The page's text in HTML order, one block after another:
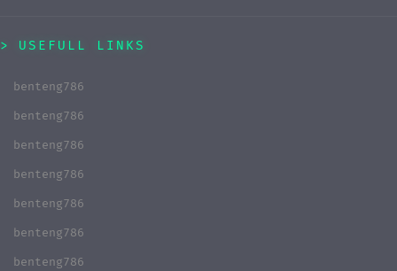
USEFULL LINKS
benteng786
benteng786
benteng786
benteng786
benteng786
benteng786
benteng786